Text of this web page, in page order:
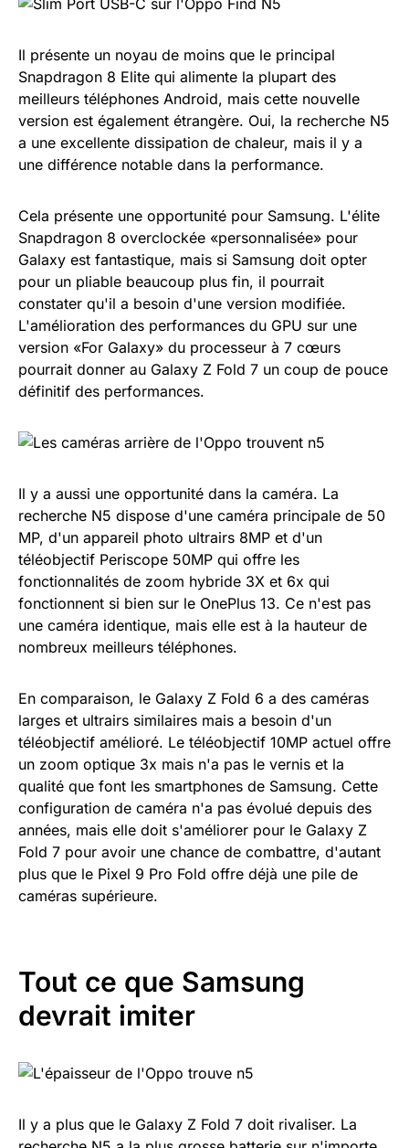
Il présente un noyau de moins que le principal
Snapdragon 8 Elite qui alimente la plupart des
meilleurs téléphones Android, mais cette nouvelle
version est également étrangère. Oui, la recherche N5
a une excellente dissipation de chaleur, mais il y a
une différence notable dans la performance.
Cela présente une opportunité pour Samsung. L'élite
Snapdragon 8 overclockée «personnalisée» pour
Galaxy est fantastique, mais si Samsung doit opter
pour un pliable beaucoup plus fin, il pourrait
constater qu'il a besoin d'une version modifiée.
L'amélioration des performances du GPU sur une
version «For Galaxy» du processeur à 7 cœurs
pourrait donner au Galaxy Z Fold 7 un coup de pouce
définitif des performances.
Il y a aussi une opportunité dans la caméra. La
recherche N5 dispose d'une caméra principale de 50
MP, d'un appareil photo ultrairs 8MP et d'un
téléobjectif Periscope 50MP qui offre les
fonctionnalités de zoom hybride 3X et 6x qui
fonctionnent si bien sur le OnePlus 13. Ce n'est pas
une caméra identique, mais elle est à la hauteur de
nombreux meilleurs téléphones.
En comparaison, le Galaxy Z Fold 6 a des caméras
larges et ultrairs similaires mais a besoin d'un
téléobjectif amélioré. Le téléobjectif 10MP actuel offre
un zoom optique 3x mais n'a pas le vernis et la
qualité que font les smartphones de Samsung. Cette
configuration de caméra n'a pas évolué depuis des
années, mais elle doit s'améliorer pour le Galaxy Z
Fold 7 pour avoir une chance de combattre, d'autant
plus que le Pixel 9 Pro Fold offre déjà une pile de
caméras supérieure.
Tout ce que Samsung
devrait imiter
Il y a plus que le Galaxy Z Fold 7 doit rivaliser. La